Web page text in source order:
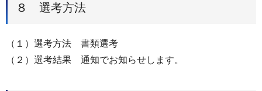
８ 選考方法
（１）選考方法 書類選考
（２）選考結果 通知でお知らせします。